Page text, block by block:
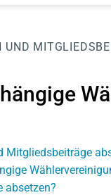
UND
Mitgliedsbeiträge
absetzen?